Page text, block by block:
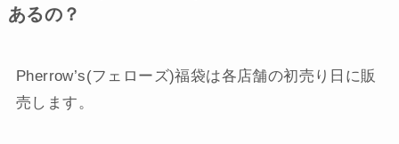
あるの？
Pherrow’s(フェローズ)福袋は各店舗の初売り日に販
売します。